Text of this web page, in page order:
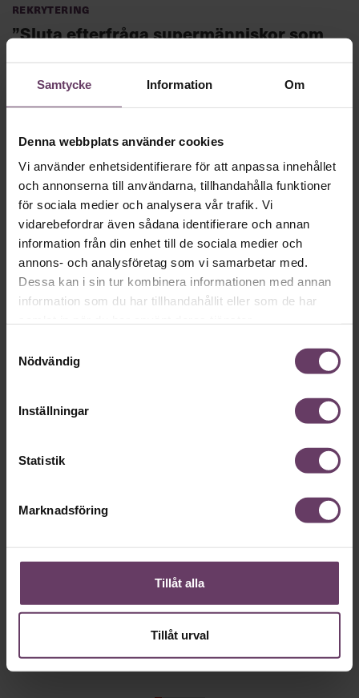
Samtycke Information Om
Denna webbplats använder cookies
Vi använder enhetsidentifierare för att anpassa innehållet
och annonserna till användarna, tillhandahålla funktioner
för sociala medier och analysera vår trafik. Vi
vidarebefordrar även sådana identifierare och annan
information från din enhet till de sociala medier och
annons- och analysföretag som vi samarbetar med.
Dessa kan i sin tur kombinera informationen med annan
information som du har tillhandahållit eller som de har
Nödvändig
Inställningar
Statistik
Marknadsföring
Tillåt alla
Tillåt urval
Rekrytering
”Sluta efterfråga supermänniskor som
Självgående, stresstålig och proaktiv. Platsannonserna är
ofta fyllda av uppskruvade krav. I Skellefteå kommun är
målet att sänka trösklarna.
Utbildning Leda verksamhet
Ledarskap för erfarna chefer och
ledare
Utbildning med övernattning,47 950 kr
Motivera, engagera och inspirera medarbetarna! För dig
som har erfarenhet av att vara chef eller ledare, men
saknar en grundutbildning.Boka nu
Forskning: Ofrivilliga chefer ”Sluta